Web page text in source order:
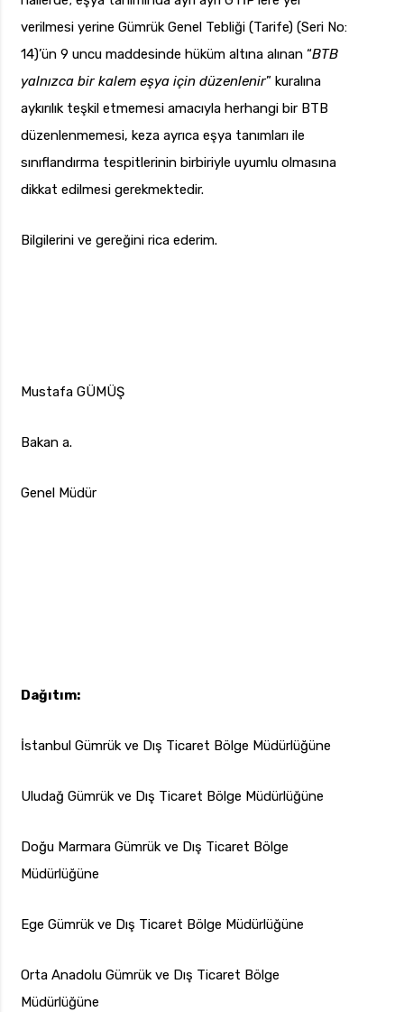
verilmesi yerine Gümrük Genel Tebliği (Tarife) (Seri No:
14)’ün 9 uncu maddesinde hüküm altına alınan “BTB
yalnızca bir kalem eşya için düzenlenir” kuralına
aykırılık teşkil etmemesi amacıyla herhangi bir BTB
düzenlenmemesi, keza ayrıca eşya tanımları ile
sınıflandırma tespitlerinin birbiriyle uyumlu olmasına
dikkat edilmesi gerekmektedir.
Bilgilerini ve gereğini rica ederim.
Mustafa GÜMÜŞ
Bakan a.
Genel Müdür
Dağıtım:
İstanbul Gümrük ve Dış Ticaret Bölge Müdürlüğüne
Uludağ Gümrük ve Dış Ticaret Bölge Müdürlüğüne
Doğu Marmara Gümrük ve Dış Ticaret Bölge
Müdürlüğüne
Ege Gümrük ve Dış Ticaret Bölge Müdürlüğüne
Orta Anadolu Gümrük ve Dış Ticaret Bölge
Müdürlüğüne